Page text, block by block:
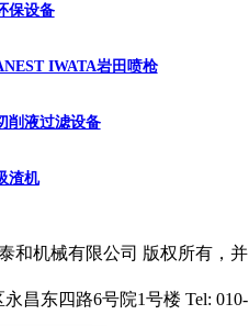
保设备
IWATA岩田喷枪
削液过滤设备
渣机
和机械有限公司 版权所有，并
昌东四路6号院1号楼 Tel: 010-